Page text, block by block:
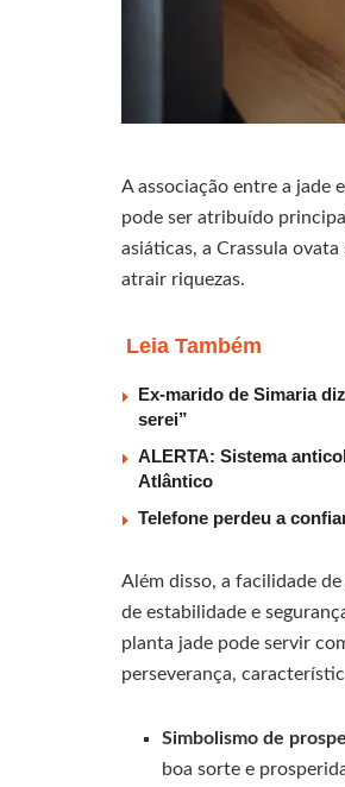
A associação entre a jade
pode ser atribuído
asiáticas, a Crassula
atrair riquezas.
Leia Também
Ex-marido de Simaria
serei”
ALERTA: Sistema
Atlântico
Telefone perdeu a
Além disso, a facilidade
de estabilidade e
planta jade pode servir
perseverança,
Simbolismo de
boa sorte e